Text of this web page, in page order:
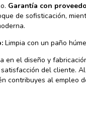
Garantía con
de sofisticación,
Limpia con un paño
en el diseño y
del cliente.
contribuyes al empleo